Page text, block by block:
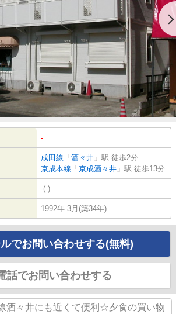
-
成田線 「 酒々井 」駅 徒歩2分
京成本線 「 京成酒々井 」駅 徒歩13分
-(-)
1992年 3月(築34年)
でお問い合わせする(無料)
話でお問い合わせする
酒々井にも近くて便利☆夕食の買い物